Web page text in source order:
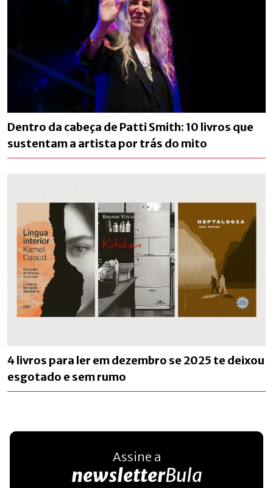
Dentro da cabeça de Patti Smith: 10 livros que
sustentam a artista por trás do mito
4 livros para ler em dezembro se 2025 te deixou
esgotado e sem rumo
Assine a
newsletterBula